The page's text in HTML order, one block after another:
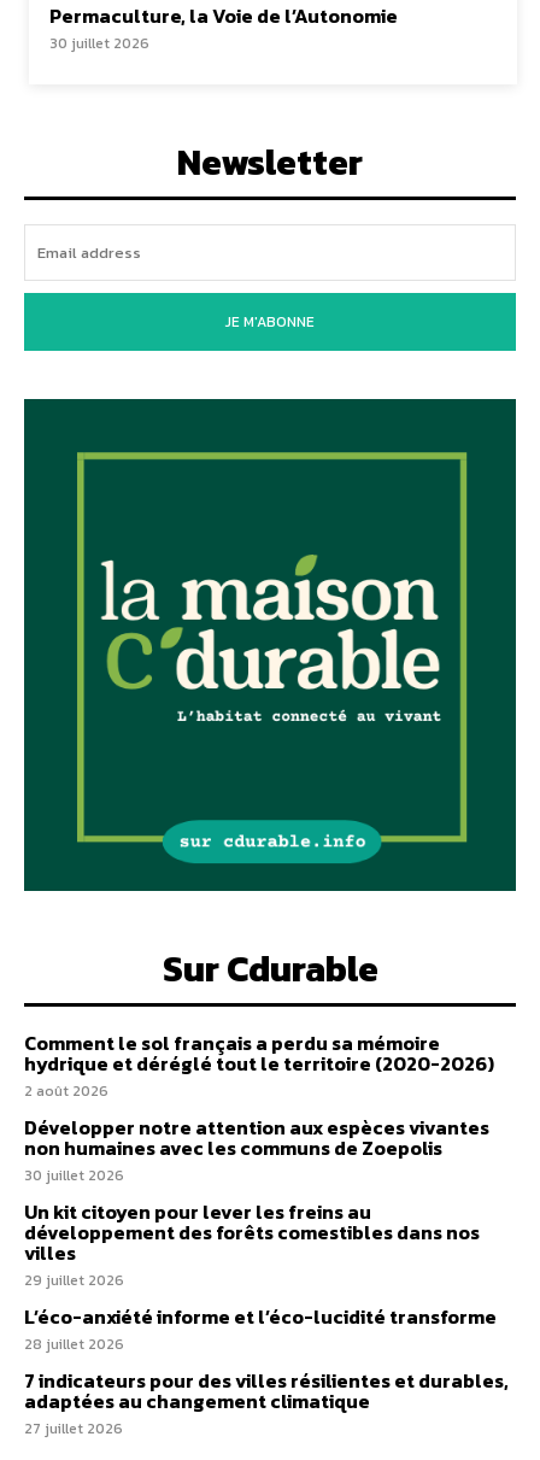
Permaculture, la Voie de l’Autonomie
30 juillet 2026
Newsletter
JE M'ABONNE
Sur Cdurable
Comment le sol français a perdu sa mémoire
hydrique et déréglé tout le territoire (2020-2026)
2 août 2026
Développer notre attention aux espèces vivantes
non humaines avec les communs de Zoepolis
30 juillet 2026
Un kit citoyen pour lever les freins au
développement des forêts comestibles dans nos
villes
29 juillet 2026
L’éco-anxiété informe et l’éco-lucidité transforme
28 juillet 2026
7 indicateurs pour des villes résilientes et durables,
adaptées au changement climatique
27 juillet 2026